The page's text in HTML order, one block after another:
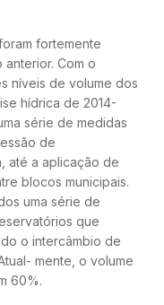
fortemente
Com o
níveis de volume dos
hídrica de 2014-
série de medidas
de
até a aplicação de
blocos municipais.
uma série de
que
o intercâmbio de
mente, o volume
60%.